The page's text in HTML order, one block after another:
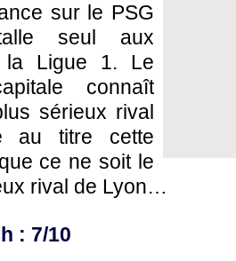
sur le PSG
seul aux
la Ligue 1. Le
connaît
sérieux rival
au titre cette
ce ne soit le
rival de Lyon…
: 7/10